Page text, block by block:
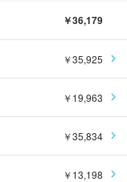
￥36,179
￥35,925
￥19,963
￥35,834
￥13,198